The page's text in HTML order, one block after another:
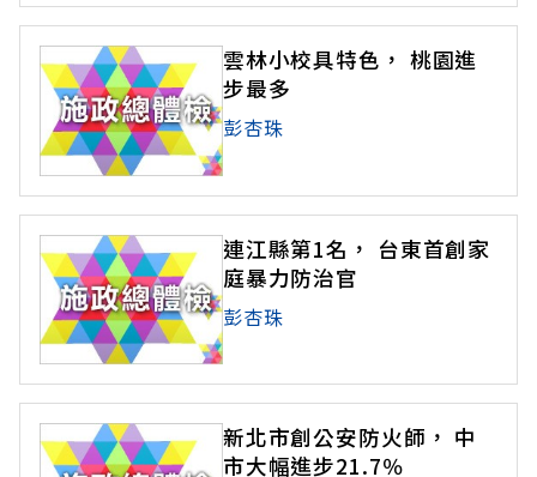
或電動車，每輛補助25萬，並配合行政院推動電子
公文，線上簽核比例為75％，提前達成今年底減紙
30％的目標。 宜
雲林小校具特色， 桃園進
步最多
彭杏珠
連江縣第1名， 台東首創家
庭暴力防治官
彭杏珠
新北市創公安防火師， 中
市大幅進步21.7％